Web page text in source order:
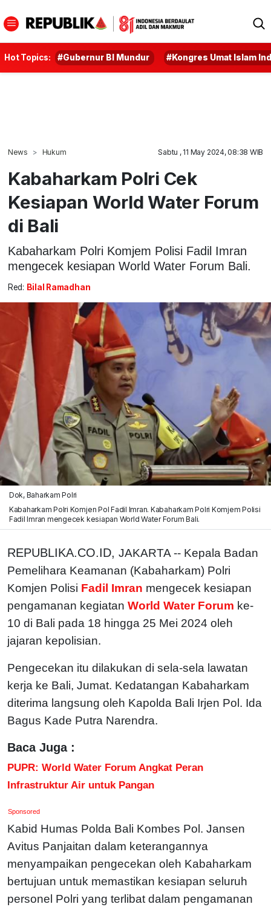
Hot Topics: #Gubernur BI Mundur #Kongres Umat Islam
News Hukum Sabtu , 11 May 2024, 08:38 WIB
Kabaharkam Polri Cek
Kesiapan World Water Forum
di Bali
Kabaharkam Polri Komjem Polisi Fadil Imran
mengecek kesiapan World Water Forum Bali.
Red: Bilal Ramadhan
Dok, Baharkam Polri
Kabaharkam Polri Komjen Pol Fadil Imran. Kabaharkam Polri Komjem Polisi
Fadil Imran mengecek kesiapan World Water Forum Bali.
REPUBLIKA.CO.ID, JAKARTA -- Kepala Badan
Pemelihara Keamanan (Kabaharkam) Polri
Komjen Polisi Fadil Imran mengecek kesiapan
pengamanan kegiatan World Water Forum ke-
10 di Bali pada 18 hingga 25 Mei 2024 oleh
jajaran kepolisian.
Pengecekan itu dilakukan di sela-sela lawatan
kerja ke Bali, Jumat. Kedatangan Kabaharkam
diterima langsung oleh Kapolda Bali Irjen Pol. Ida
Bagus Kade Putra Narendra.
Baca Juga :
PUPR: World Water Forum Angkat Peran
Infrastruktur Air untuk Pangan
Sponsored
Kabid Humas Polda Bali Kombes Pol. Jansen
Avitus Panjaitan dalam keterangannya
menyampaikan pengecekan oleh Kabaharkam
bertujuan untuk memastikan kesiapan seluruh
personel Polri yang terlibat dalam pengamanan